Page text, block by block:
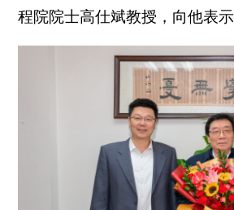
程院院士高仕斌教授，向他表示